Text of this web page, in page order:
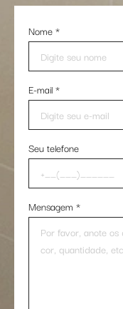
Nome*
E-mail*
Seu telefone
Mensagem *